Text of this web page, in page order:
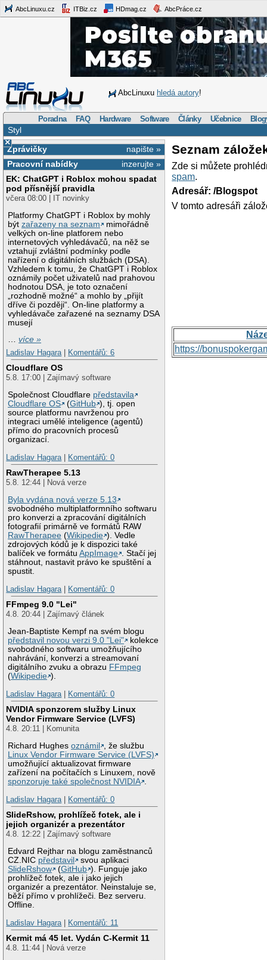
AbcLinuxu.cz ITBiz.cz HDmag.cz AbcPráce.cz
AbcLinuxu hledá autory!
Poradna FAQ Hardware Software Články Učebnice
Styl
×
napište »
Zprávičky
inzerujte »
Pracovní nabídky
EK: ChatGPT i Roblox mohou spadat
pod přísnější pravidla
včera 08:00 | IT novinky
Platformy ChatGPT i Roblox by mohly
býtzařazeny na seznam
mimořádně
velkých on-line platforem nebo
internetových vyhledávačů, na něž se
vztahují zvláštní podmínky podle
nařízení o digitálních službách (DSA).
Vzhledem k tomu, že ChatGPT i Roblox
oznámily počet uživatelů nad prahovou
hodnotou DSA, je toto označení
„rozhodně možné“ a mohlo by „přijít
dříve či později“. On-line platformy a
vyhledávače zařazené na seznamy DSA
musejí
…více »
Ladislav Hagara
Komentářů: 6
Cloudflare OS
5.8. 17:00 | Zajímavý software
Společnost Cloudflare představila
Cloudflare OS
(GitHub ), tj. open
source platformu navrženou pro
integraci umělé inteligence (agentů)
přímo do pracovních procesů
organizací.
Ladislav Hagara
Komentářů: 0
RawTherapee 5.13
5.8. 12:44 | Nová verze
Byla vydána nová verze 5.13
svobodného multiplatformního softwaru
pro konverzi a zpracování digitálních
fotografií primárně ve formátů RAW
RawTherapee (Wikipedie ). Vedle
zdrojových kódů je k dispozici také
balíček ve formátuAppImage . Stačí jej
stáhnout, nastavit právo ke spuštění a
spustit.
Ladislav Hagara
Komentářů: 0
FFmpeg 9.0 "Lei"
4.8. 20:44 | Zajímavý článek
Jean-Baptiste Kempf na svém blogu
představil novou verzi 9.0 "Lei"
kolekce
svobodného softwaru umožňujícího
nahrávání, konverzi a streamovaní
digitálního zvuku a obrazu FFmpeg
(Wikipedie ).
Ladislav Hagara
Komentářů: 0
NVIDIA sponzorem služby Linux
Vendor Firmware Service (LVFS)
4.8. 20:11 | Komunita
Richard Hughesoznámil
, že službu
Linux Vendor Firmware Service (LVFS)
umožňující aktualizovat firmware
zařízení na počítačích s Linuxem, nově
sponzoruje také společnost NVIDIA .
Ladislav Hagara | Komentářů: 0
SlideRshow, prohlížeč fotek, ale i
jejich organizér a prezentátor
4.8. 12:22 | Zajímavý software
Edvard Rejthar na blogu zaměstnanců
CZ.NIC představil
svou aplikaci
SlideRshow
(GitHub ). Funguje jako
prohlížeč fotek, ale i jako jejich
organizér a prezentátor. Neinstaluje se,
běží přímo v prohlížeči. Bez serveru.
Offline.
Ladislav Hagara | Komentářů: 11
Kermit má 45 let. Vydán C-Kermit 11
4.8. 11:44 | Nová verze
Seznam
Zde si můžete
spam.
Adresář: /Blogspot
V tomto adresáři
https://